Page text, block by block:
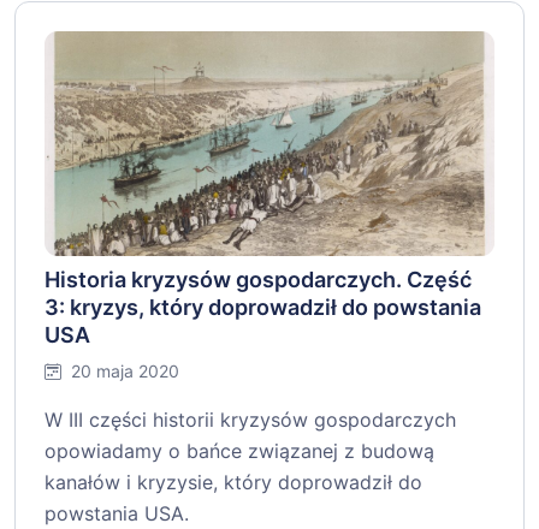
Historia kryzysów gospodarczych. Część
3: kryzys, który doprowadził do powstania
USA
20 maja 2020
W III części historii kryzysów gospodarczych
opowiadamy o bańce związanej z budową
kanałów i kryzysie, który doprowadził do
powstania USA.